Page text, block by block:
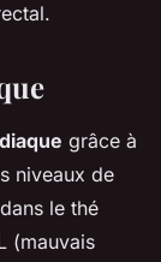
grâce à
niveaux de
le thé
(mauvais